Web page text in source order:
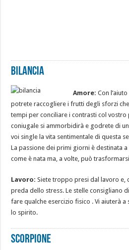
Bilancia
Amore: Con
potrete raccogliere i frutti degli sforzi
tempi per conciliare i contrasti col
coniugale si ammorbidirà e godrete di
voi single la vita sentimentale di questa
La passione dei primi giorni è destinata
come è nata ma, a volte, può
Lavoro:Siete troppo presi dal lavoro e,
preda dello stress. Le stelle consigliano
fare qualche esercizio fisico . Vi aiuterà
lo spirito.
Scorpione